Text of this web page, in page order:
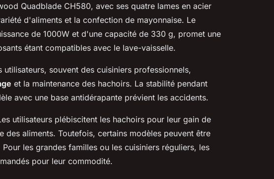
Quadblade CH580, avec ses quatre lames en acier
d'aliments et la confection de mayonnaise. Le
de 1000W et d'une capacité de 330 g, promet une
étant compatibles avec le lave-vaisselle.
utilisateurs, souvent des cuisiniers professionnels,
et la maintenance des hachoirs. La stabilité pendant
avec une base antidérapante prévient les accidents.
utilisateurs plébiscitent les hachoirs pour leur gain de
des aliments. Toutefois, certains modèles peuvent être
les grandes familles ou les cuisiniers réguliers, les
pour leur commodité.